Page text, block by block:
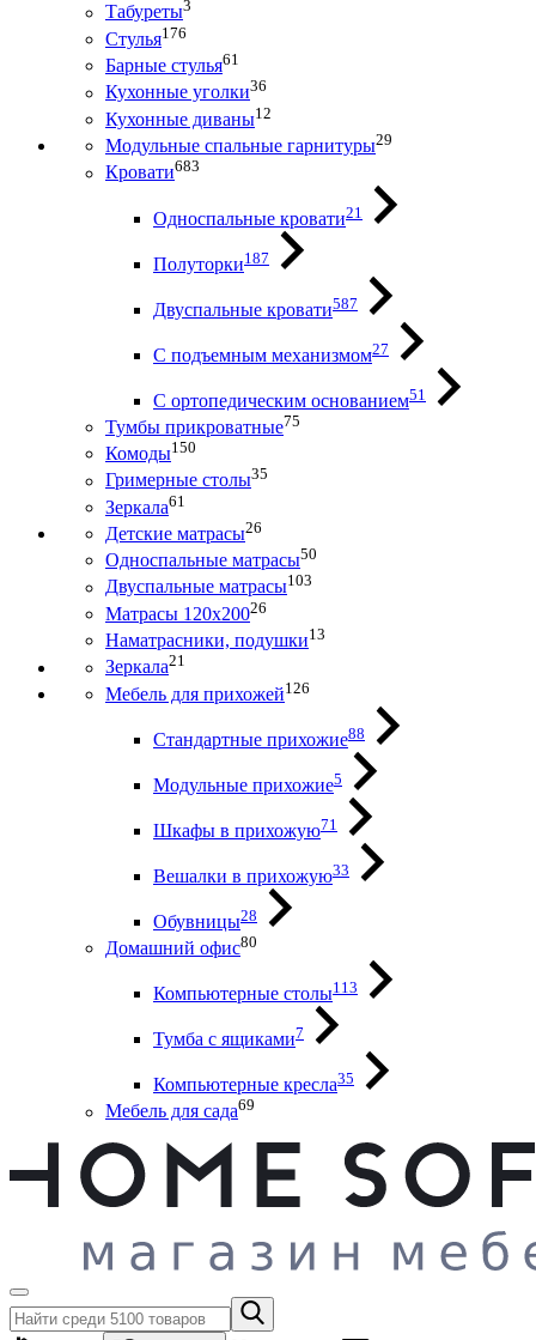
Табуреты3
Стулья176
Барные стулья61
Кухонные уголки36
Кухонные диваны12
Модульные спальные гарнитуры29
Кровати683
Односпальные кровати21
Полуторки187
Двуспальные кровати587
С подъемным механизмом27
С ортопедическим основанием51
Тумбы прикроватные75
Комоды150
Гримерные столы35
Зеркала61
Детские матрасы26
Односпальные матрасы50
Двуспальные матрасы103
Матрасы 120х20026
Наматрасники, подушки13
Зеркала21
Мебель для прихожей126
Стандартные прихожие88
Модульные прихожие5
Шкафы в прихожую71
Вешалки в прихожую33
Обувницы28
Домашний офис80
Компьютерные столы113
Тумба с ящиками7
Компьютерные кресла35
Мебель для сада69